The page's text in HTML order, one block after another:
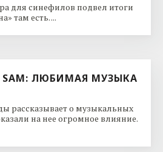
для синефилов подвел итоги
там есть. ...
SAM: ЛЮБИМАЯ МУЗЫКА
рассказывает о музыкальных
на нее огромное влияние.